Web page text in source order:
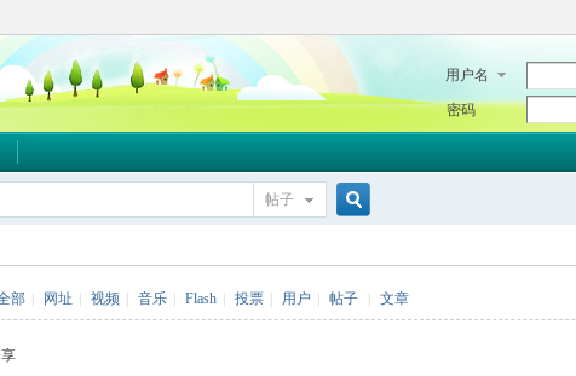
用户名
密码
帖子
部 网址 视频 音乐 Flash 投票 用户 帖子 文章